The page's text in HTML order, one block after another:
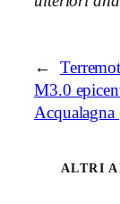
←
M3.0
Acqualagna
ALTRI